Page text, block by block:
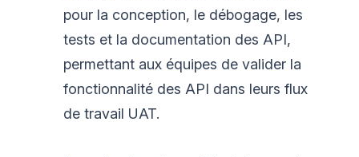
pour la conception, le débogage, les
tests et la documentation des API,
permettant aux équipes de valider la
fonctionnalité des API dans leurs flux
de travail UAT.